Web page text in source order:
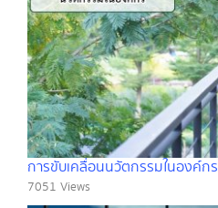
การขับเคลื่อนนวัตกรรมในองค์กร
7051 Views